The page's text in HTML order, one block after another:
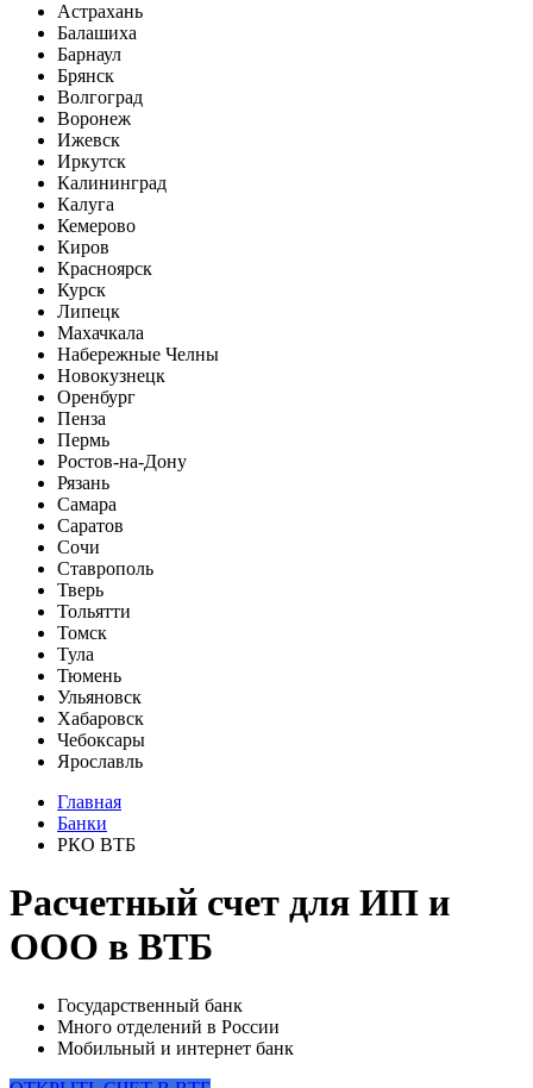
Астрахань
Балашиха
Барнаул
Брянск
Волгоград
Воронеж
Ижевск
Иркутск
Калининград
Калуга
Кемерово
Киров
Красноярск
Курск
Липецк
Махачкала
Набережные Челны
Новокузнецк
Оренбург
Пенза
Пермь
Ростов-на-Дону
Рязань
Самара
Саратов
Сочи
Ставрополь
Тверь
Тольятти
Томск
Тула
Тюмень
Ульяновск
Хабаровск
Чебоксары
Ярославль
Главная
Банки
РКО ВТБ
Расчетный счет для ИП и
ООО в ВТБ
Государственный банк
Много отделений в России
Мобильный и интернет банк